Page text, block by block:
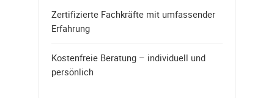
Zertifizierte Fachkräfte mit umfassender
Erfahrung
Kostenfreie Beratung – individuell und
persönlich